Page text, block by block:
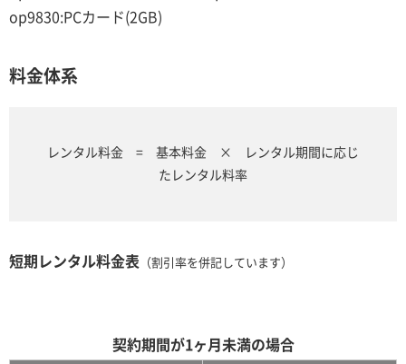
op9830:PCカード(2GB)
料金体系
レンタル料金 = 基本料金 × レンタル期間に応じ
たレンタル料率
短期レンタル料金表 （割引率を併記しています）
契約期間が1ヶ月未満の場合